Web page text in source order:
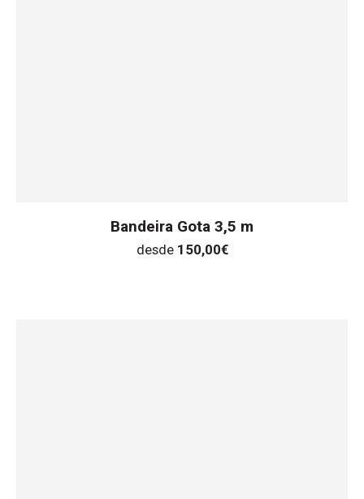
Bandeira Gota 3,5 m
desde 150,00€